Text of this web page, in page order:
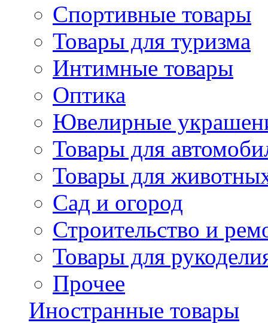
Спортивные товары
Товары для туризма
Интимные товары
Оптика
Ювелирные
Товары для
Товары для
Сад и огород
Строительство и
Товары для
Прочее
Иностранные товары